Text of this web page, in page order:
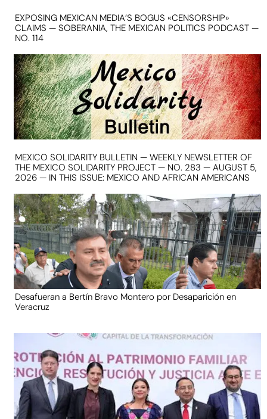
EXPOSING MEXICAN MEDIA’S BOGUS «CENSORSHIP»
CLAIMS — SOBERANIA, THE MEXICAN POLITICS PODCAST —
NO. 114
MEXICO SOLIDARITY BULLETIN — WEEKLY NEWSLETTER OF
THE MEXICO SOLIDARITY PROJECT — NO. 283 — AUGUST 5,
2026 — IN THIS ISSUE: MEXICO AND AFRICAN AMERICANS
Desafueran a Bertín Bravo Montero por Desaparición en
Veracruz